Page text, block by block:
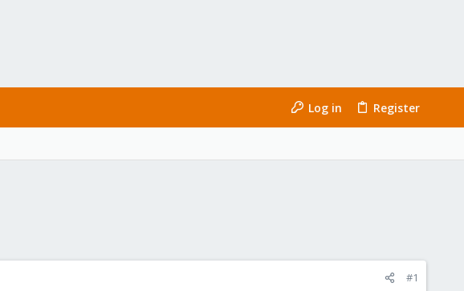
Log in Register
#1